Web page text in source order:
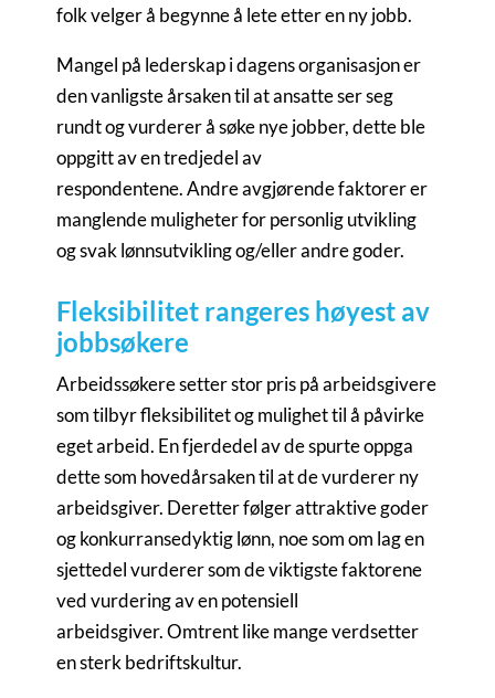
folk velger å begynne å lete etter en ny jobb.
Mangel på lederskap i dagens organisasjon er
den vanligste årsaken til at ansatte ser seg
rundt og vurderer å søke nye jobber, dette ble
oppgitt av en tredjedel av
respondentene. Andre avgjørende faktorer er
manglende muligheter for personlig utvikling
og svak lønnsutvikling og/eller andre goder.
Fleksibilitet rangeres høyest av
jobbsøkere
Arbeidssøkere setter stor pris på arbeidsgivere
som tilbyr fleksibilitet og mulighet til å påvirke
eget arbeid. En fjerdedel av de spurte oppga
dette som hovedårsaken til at de vurderer ny
arbeidsgiver. Deretter følger attraktive goder
og konkurransedyktig lønn, noe som om lag en
sjettedel vurderer som de viktigste faktorene
ved vurdering av en potensiell
arbeidsgiver. Omtrent like mange verdsetter
en sterk bedriftskultur.